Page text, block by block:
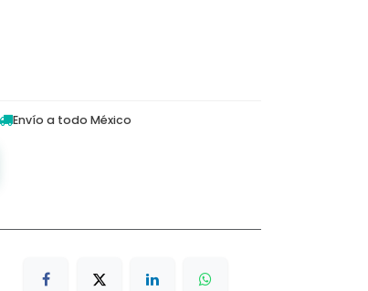
Envío a todo México